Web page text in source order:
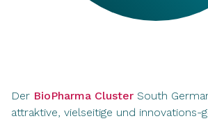
Der BioPharma Cluster South
attraktive, vielseitige und innovations-